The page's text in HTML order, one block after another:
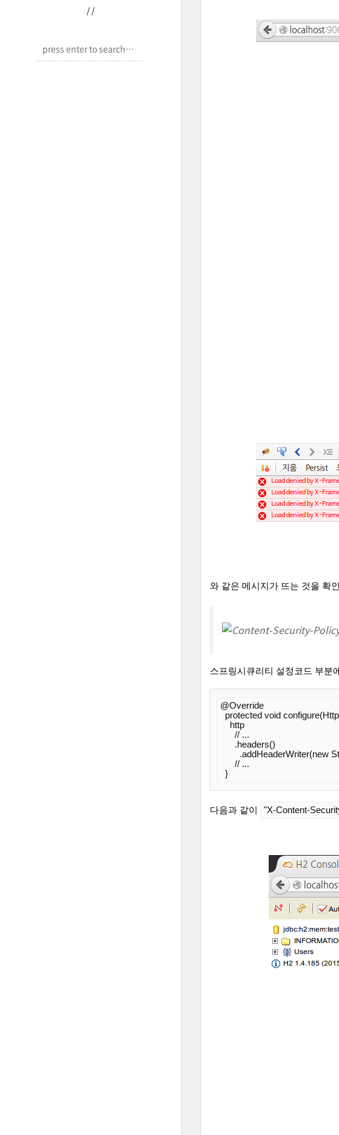
/ /
와 같은 메시지가 뜨는 것을 확
스프링시큐리티 설정코드 부분에
@Override
protected void configure
    http
// ...
      .headers()
        .addHeaderWriter(
new
// ...
다음과 같이 "X-Content-